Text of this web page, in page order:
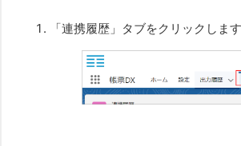
「連携履歴」タブをクリックします